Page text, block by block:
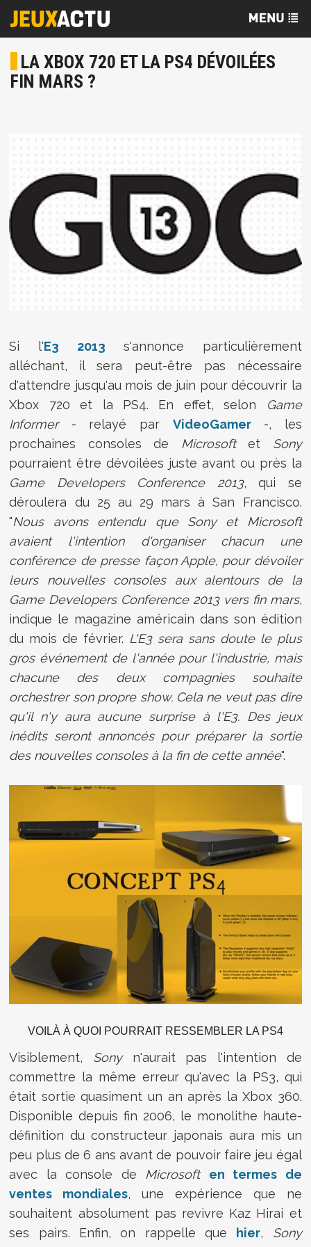
LA XBOX 720 ET LA PS4 DÉVOILÉES
FIN MARS ?
Si l'E3 2013 s'annonce particulièrement
alléchant, il sera peut-être pas nécessaire
d'attendre jusqu'au mois de juin pour découvrir la
Xbox 720 et la PS4. En effet, selon
Game
Informer- relayé par VideoGamer-, les
prochaines consoles de
Microsoftet Sony
pourraient être dévoilées juste avant ou près la
Game Developers Conference 2013, qui se
déroulera du 25 au 29 mars à San Francisco.
"Nous avons entendu que Sony et Microsoft
avaient l'intention d'organiser chacun une
conférence de presse façon Apple, pour dévoiler
leurs nouvelles consoles aux alentours de la
Game Developers Conference 2013 vers fin mars,
indique le magazine américain dans son édition
du mois de février. L'E3 sera sans doute le plus
gros événement de l'année pour l'industrie, mais
chacune des deux compagnies souhaite
orchestrer son propre show. Cela ne veut pas dire
qu'il n'y aura aucune surprise à l'E3. Des jeux
inédits seront annoncés pour préparer la sortie
des nouvelles consoles à la fin de cette année".
VOILÀ À QUOI POURRAIT RESSEMBLER LA PS4
Visiblement, Sonyn'aurait pas l'intention de
commettre la même erreur qu'avec la PS3, qui
était sortie quasiment un an après la Xbox 360.
Disponible depuis fin 2006, le monolithe haute-
définition du constructeur japonais aura mis un
peu plus de 6 ans avant de pouvoir faire jeu égal
avec la console de Microsoft
en termes de
ventes mondiales, une expérience que ne
souhaitent absolument pas revivre Kaz Hirai et
ses pairs. Enfin, on rappelle que
hier, Sony